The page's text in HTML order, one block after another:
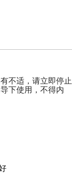
不适，请立即停止
下使用，不得内